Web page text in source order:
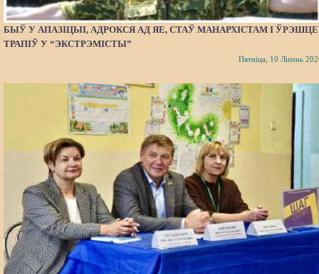
БЫЎ У АПАЗІЦЫІ, АДРОКСЯ АД ЯЕ, СТАЎ МАНАРХІСТАМ І ЎРЭШЦЕ
ТРАПІЎ У “ЭКСТРЭМІСТЫ”
Пятніца, 10 Ліпень